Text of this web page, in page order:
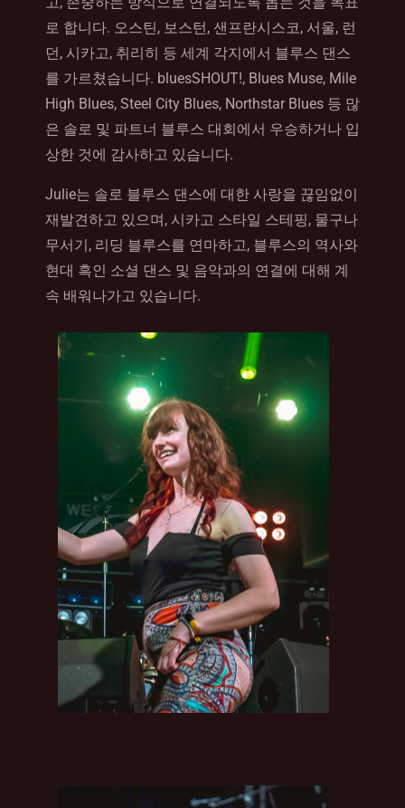
로 합니다. 오스틴, 보스턴, 샌프란시스코, 서울, 런
던, 시카고, 취리히 등 세계 각지에서 블루스 댄스
를 가르쳤습니다. bluesSHOUT!, Blues Muse, Mile
High Blues, Steel City Blues, Northstar Blues 등 많
은 솔로 및 파트너 블루스 대회에서 우승하거나 입
상한 것에 감사하고 있습니다.
Julie는 솔로 블루스 댄스에 대한 사랑을 끊임없이
재발견하고 있으며, 시카고 스타일 스테핑, 물구나
무서기, 리딩 블루스를 연마하고, 블루스의 역사와
현대 흑인 소셜 댄스 및 음악과의 연결에 대해 계
속 배워나가고 있습니다.